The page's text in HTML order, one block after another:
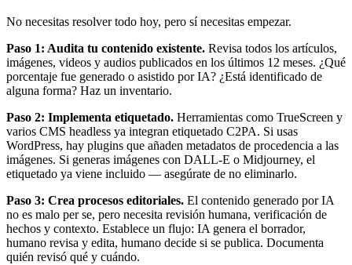
No necesitas resolver todo hoy, pero sí necesitas empezar.
Paso 1: Audita tu contenido existente. Revisa todos los artículos,
imágenes, videos y audios publicados en los últimos 12 meses. ¿Qué
porcentaje fue generado o asistido por IA? ¿Está identificado de
alguna forma? Haz un inventario.
Paso 2: Implementa etiquetado. Herramientas como TrueScreen y
varios CMS headless ya integran etiquetado C2PA. Si usas
WordPress, hay plugins que añaden metadatos de procedencia a las
imágenes. Si generas imágenes con DALL-E o Midjourney, el
etiquetado ya viene incluido — asegúrate de no eliminarlo.
Paso 3: Crea procesos editoriales. El contenido generado por IA
no es malo per se, pero necesita revisión humana, verificación de
hechos y contexto. Establece un flujo: IA genera el borrador,
humano revisa y edita, humano decide si se publica. Documenta
quién revisó qué y cuándo.